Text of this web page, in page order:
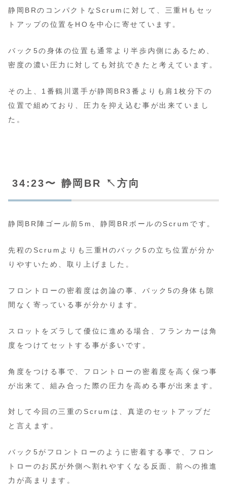
静岡BRのコンパクトなScrumに対して、三重Hもセッ
トアップの位置をHOを中心に寄せています。
バック5の身体の位置も通常より半歩内側にあるため、
密度の濃い圧力に対しても対抗できたと考えています。
その上、1番鶴川選手が静岡BR3番よりも肩1枚分下の
位置で組めており、圧力を抑え込む事が出来ていまし
た。
34:23〜 静岡BR ↖️方向
静岡BR陣ゴール前5m、静岡BRボールのScrumです。
先程のScrumよりも三重Hのバック5の立ち位置が分か
りやすいため、取り上げました。
フロントローの密着度は勿論の事、バック5の身体も隙
間なく寄っている事が分かります。
スロットをズラして優位に進める場合、フランカーは角
度をつけてセットする事が多いです。
角度をつける事で、フロントローの密着度を高く保つ事
が出来て、組み合った際の圧力を高める事が出来ます。
対して今回の三重のScrumは、真逆のセットアップだ
と言えます。
バック5がフロントローのように密着する事で、フロン
トローのお尻が外側へ割れやすくなる反面、前への推進
力が高まります。